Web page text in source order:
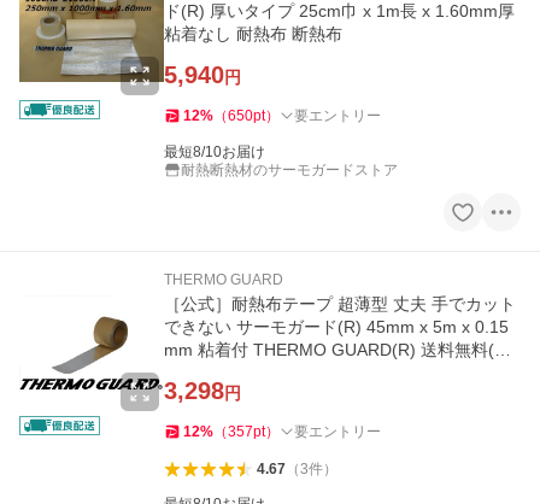
ド(R) 厚いタイプ 25cm巾 x 1m長 x 1.60mm厚
粘着なし 耐熱布 断熱布
5,940円
12% （650pt） 要エントリー
最短8/10お届け
耐熱断熱材のサーモガードストア
THERMO GUARD
［公式］耐熱布テープ 超薄型 丈夫 手でカット
できない サーモガード(R) 45mm x 5m x 0.15
mm 粘着付 THERMO GUARD(R) 送料無料(沖
3,298円
12% （357pt） 要エントリー
4.67（3件）